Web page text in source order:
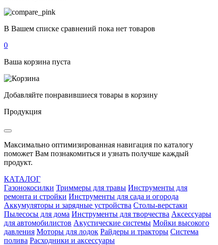
В Вашем списке сравнений пока нет товаров
0
Ваша корзина пуста
Добавляйте понравившиеся товары в корзину
Продукция
Максимально оптимизированная навигация по каталогу
поможет Вам познакомиться и узнать получше каждый
продукт.
КАТАЛОГ
Газонокосилки Триммеры для травы Инструменты для
ремонта и стройки Инструменты для сада и огорода
Аккумуляторы и зарядные устройства Столы-верстаки
Пылесосы для дома Инструменты для творчества Аксессуары
для автомобилистов Акустические системы Мойки высокого
давления Моторы для лодок Райдеры и тракторы Система
полива Расходники и аксессуары